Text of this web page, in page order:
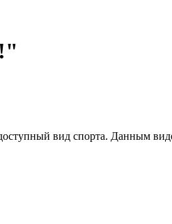
вид спорта. Данным